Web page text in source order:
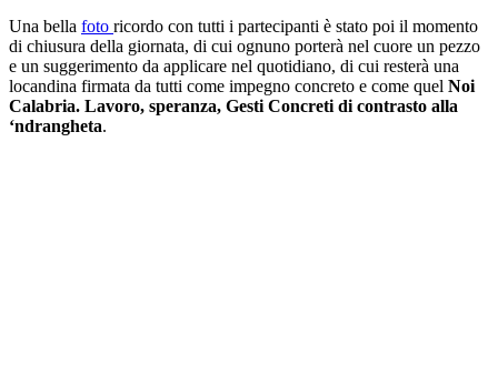
Una bella foto ricordo con tutti i partecipanti è stato poi il momento
di chiusura della giornata, di cui ognuno porterà nel cuore un pezzo
e un suggerimento da applicare nel quotidiano, di cui resterà una
locandina firmata da tutti come impegno concreto e come quel Noi
Calabria. Lavoro, speranza, Gesti Concreti di contrasto alla
‘ndrangheta.